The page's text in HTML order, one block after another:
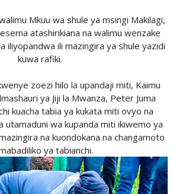
Mkuu wa shule ya msingi Makilagi,
atashirikiana na walimu wenzake
iliyopandwa ili mazingira ya shule yazidi
kuwa rafiki.
zoezi hilo la upandaji miti, Kaimu
ya Jiji la Mwanza, Peter Juma
kuacha tabia ya kukata miti ovyo na
utamaduni wa kupanda miti ikiwemo ya
na kuondokana na changamoto
ya tabianchi.